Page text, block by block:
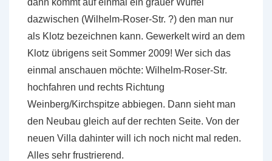
dann kommt auf einmal ein grauer Würfel
dazwischen (Wilhelm-Roser-Str. ?) den man nur
als Klotz bezeichnen kann. Gewerkelt wird an dem
Klotz übrigens seit Sommer 2009! Wer sich das
einmal anschauen möchte: Wilhelm-Roser-Str.
hochfahren und rechts Richtung
Weinberg/Kirchspitze abbiegen. Dann sieht man
den Neubau gleich auf der rechten Seite. Von der
neuen Villa dahinter will ich noch nicht mal reden.
Alles sehr frustrierend.